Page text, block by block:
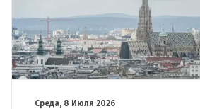
Среда, 8 Июля 2026